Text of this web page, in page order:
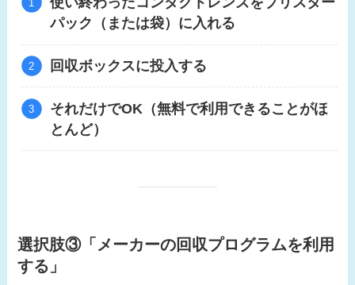
パック（または袋）に入れる
回収ボックスに投入する
それだけでOK（無料で利用できることがほ
とんど）
選択肢③「メーカーの回収プログラムを利用
する」